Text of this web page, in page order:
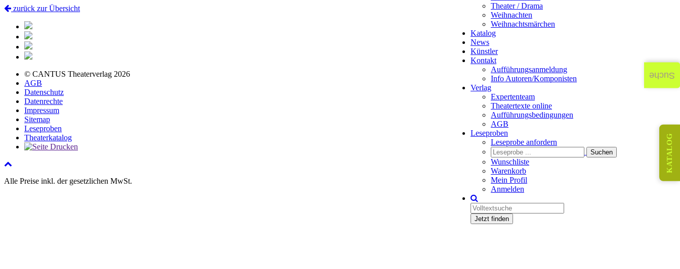
Theater / Drama
Weihnachten
Weihnachtsmärchen
Katalog
News
Künstler
Kontakt
Aufführungsanmeldung
Info Autoren/Komponisten
Verlag
Expertenteam
Theatertexte online
Aufführungsbedingungen
AGB
Leseproben
Leseprobe anfordern
Wunschliste
Warenkorb
Mein Profil
Anmelden
Jetzt finden
zurück zur Übersicht
© CANTUS Theaterverlag 2026
AGB
Datenschutz
Datenrechte
Impressum
Sitemap
Leseproben
Theaterkatalog
Alle Preise inkl. der gesetzlichen MwSt.
KATALOG
Suche